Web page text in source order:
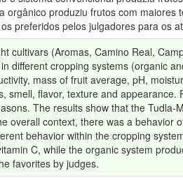
orgânico produziu frutos com
preferidos pelos julgadores para os
cultivars (Aromas, Camino Real,
different cropping systems (organic
mass of fruit average, pH,
smell, flavor, texture and
The results show that the
overall context, there was a
behavior within the cropping
C, while the organic system
favorites by judges.